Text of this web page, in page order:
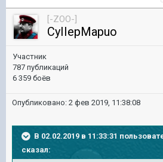
[-ZOO-]
CyIIepMapuo
Участник
787 публикаций
6 359 боёв
Опубликовано: 2 фев 2019, 11:38:08
В 02.02.2019 в 11:33:31
сказал: